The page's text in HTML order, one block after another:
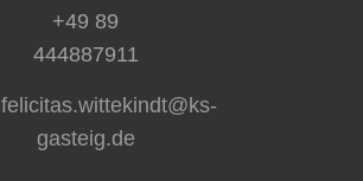
+49 89
444887911
felicitas.wittekindt@ks-
gasteig.de